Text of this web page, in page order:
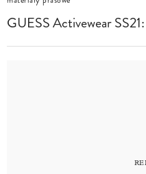
GUESS Activewear